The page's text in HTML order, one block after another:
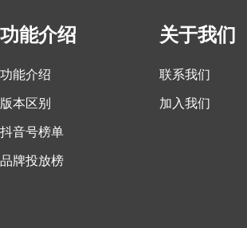
功能介绍
功能介绍
版本区别
抖音号榜单
品牌投放榜
关于我们
联系我们
加入我们